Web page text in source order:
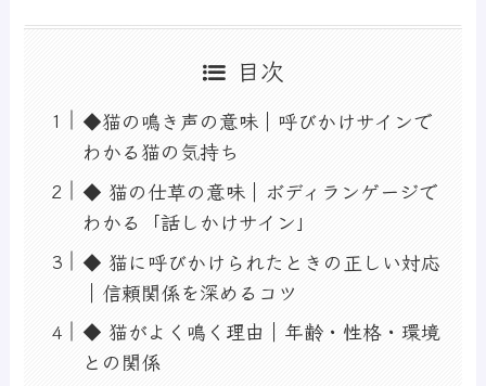
目次
◆猫の鳴き声の意味｜呼びかけサインで
わかる猫の気持ち
◆ 猫の仕草の意味｜ボディランゲージで
わかる「話しかけサイン」
◆ 猫に呼びかけられたときの正しい対応
｜信頼関係を深めるコツ
◆ 猫がよく鳴く理由｜年齢・性格・環境
との関係